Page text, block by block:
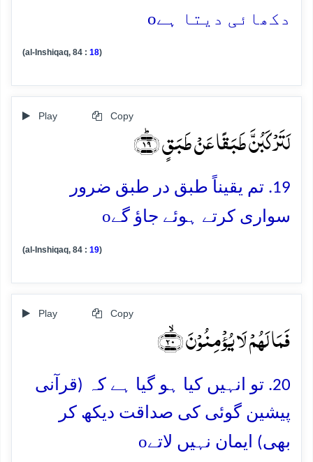
دکھائی دیتا ہےo
(al-Inshiqaq, 84 : 18)
Play Copy
لَتَرۡکَبُنَّ طَبَقًا عَنۡ طَبَقٍ ﴿ؕ۱۹﴾
19. تم یقیناً طبق در طبق ضرور
سواری کرتے ہوئے جاؤ گےo
(al-Inshiqaq, 84 : 19)
Play Copy
فَمَا لَہُمۡ لَا یُؤۡمِنُوۡنَ ﴿ۙ۲۰﴾
20. تو انہیں کیا ہو گیا ہے کہ (قرآنی
پیشین گوئی کی صداقت دیکھ کر
بھی) ایمان نہیں لاتےo